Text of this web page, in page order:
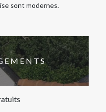
sont modernes.